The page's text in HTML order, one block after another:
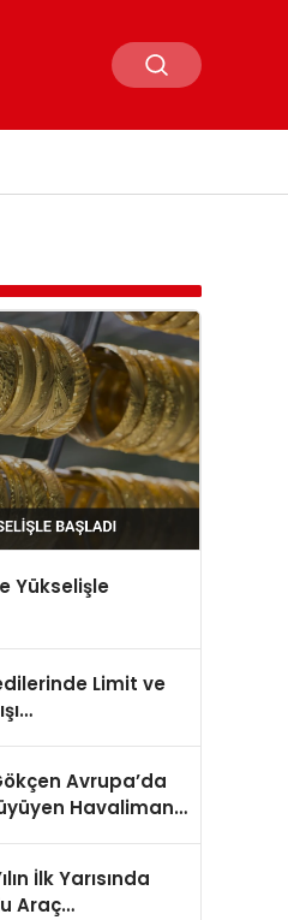
Yükselişle
Limit ve
Avrupa’da
Havalimanı
İlk Yarısında
Araç